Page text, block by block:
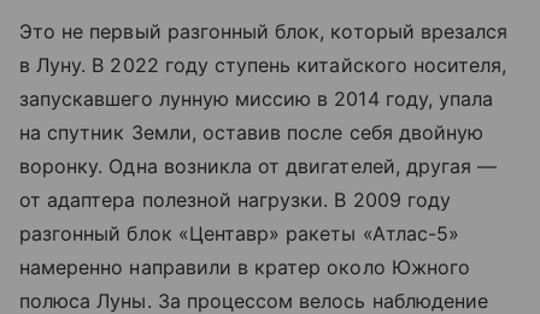
Это не первый разгонный блок, который врезался
в Луну. В 2022 году ступень китайского носителя,
запускавшего лунную миссию в 2014 году, упала
на спутник Земли, оставив после себя двойную
воронку. Одна возникла от двигателей, другая —
от адаптера полезной нагрузки. В 2009 году
разгонный блок «Центавр» ракеты «Атлас-5»
намеренно направили в кратер около Южного
полюса Луны. За процессом велось наблюдение